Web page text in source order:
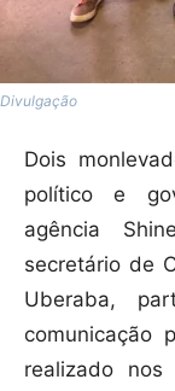
Divulgação
Dois
político e
agência
secretário de
Uberaba,
comunicação
realizado